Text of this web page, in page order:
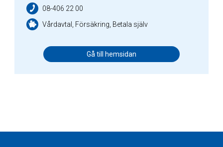
08-406 22 00
Vårdavtal, Försäkring, Betala själv
Gå till hemsidan